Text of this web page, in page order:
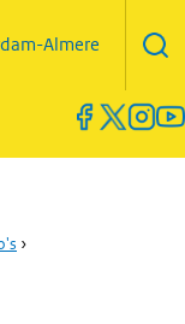
Almere
›